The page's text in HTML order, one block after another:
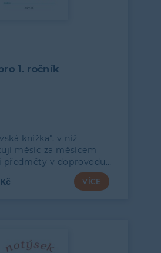
1. ročník
knížka", v níž
měsíc za měsícem
předměty v doprovodu…
VÍCE